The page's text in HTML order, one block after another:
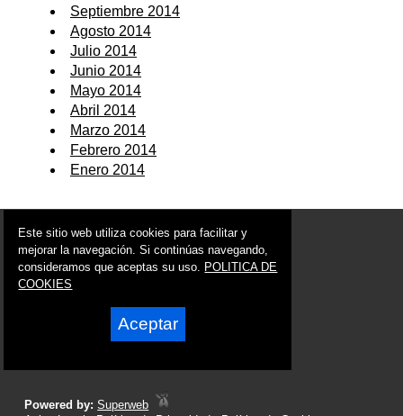
Septiembre 2014
Agosto 2014
Julio 2014
Junio 2014
Mayo 2014
Abril 2014
Marzo 2014
Febrero 2014
Enero 2014
© 2006 - 2026 Portal de Lorquí Noticias
info@portaldelorqui.es
Síguenos en:
Powered by:Superweb
Este sitio web utiliza cookies para facilitar y
mejorar la navegación. Si continúas navegando,
consideramos que aceptas su uso. POLITICA DE
COOKIES
Aceptar